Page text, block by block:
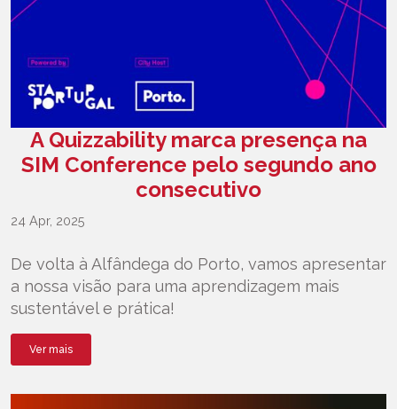
A Quizzability marca presença na
SIM Conference pelo segundo ano
consecutivo
24 Apr, 2025
De volta à Alfândega do Porto, vamos apresentar
a nossa visão para uma aprendizagem mais
sustentável e prática!
Ver mais